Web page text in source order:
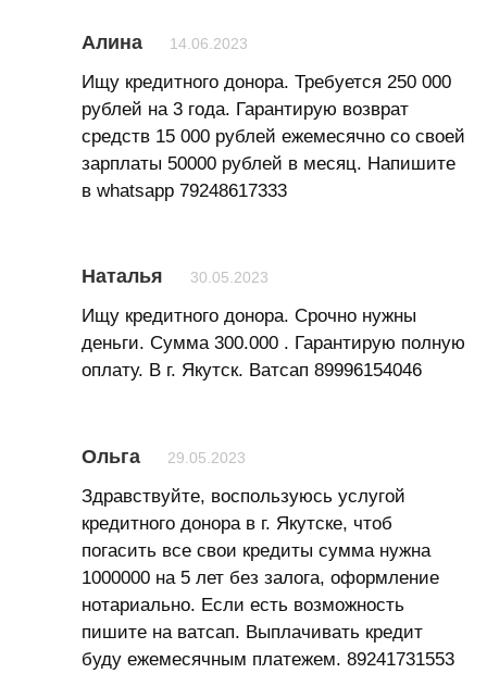
Алина 14.06.2023
Ищу кредитного донора. Требуется 250 000
рублей на 3 года. Гарантирую возврат
средств 15 000 рублей ежемесячно со своей
зарплаты 50000 рублей в месяц. Напишите
в whatsapp 79248617333
Наталья 30.05.2023
Ищу кредитного донора. Срочно нужны
деньги. Сумма 300.000 . Гарантирую полную
оплату. В г. Якутск. Ватсап 89996154046
Ольга 29.05.2023
Здравствуйте, воспользуюсь услугой
кредитного донора в г. Якутске, чтоб
погасить все свои кредиты сумма нужна
1000000 на 5 лет без залога, оформление
нотариально. Если есть возможность
пишите на ватсап. Выплачивать кредит
буду ежемесячным платежем. 89241731553